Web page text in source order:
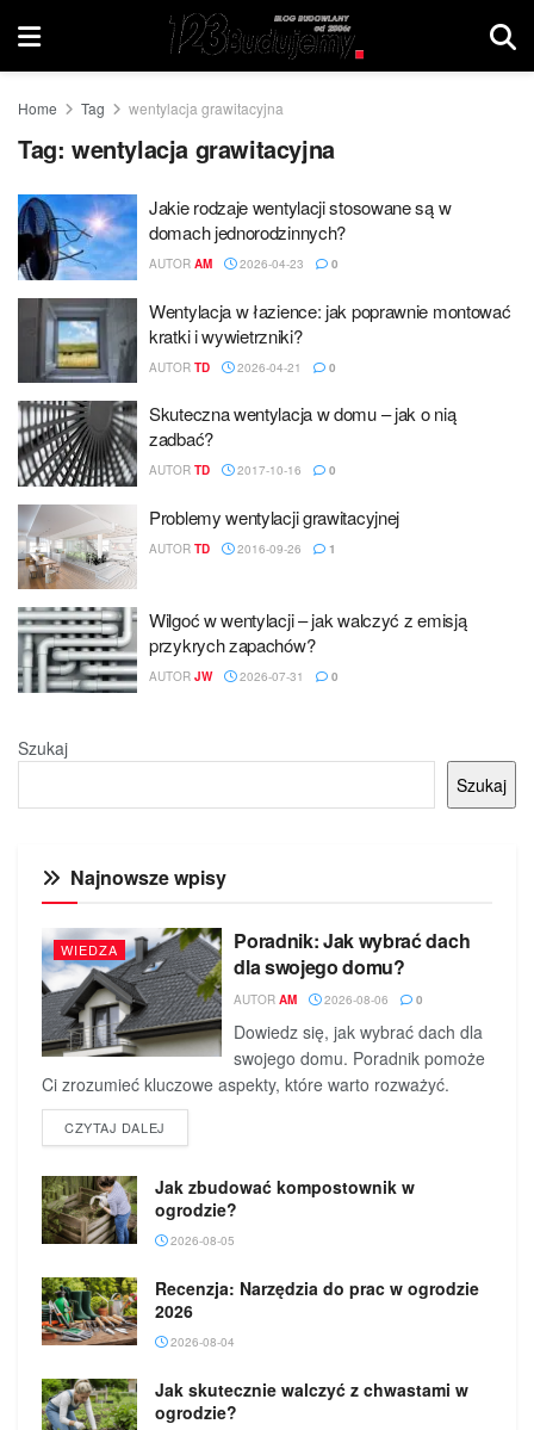
Home Tag wentylacja grawitacyjna
Tag: wentylacja grawitacyjna
Jakie rodzaje wentylacji stosowane są w
domach jednorodzinnych?
AUTOR AM 2026-04-23 0
Wentylacja w łazience: jak poprawnie montować
kratki i wywietrzniki?
AUTOR TD 2026-04-21 0
Skuteczna wentylacja w domu – jak o nią
zadbać?
AUTOR TD 2017-10-16 0
Problemy wentylacji grawitacyjnej
AUTOR TD 2016-09-26 1
Wilgoć w wentylacji – jak walczyć z emisją
przykrych zapachów?
AUTOR JW 2026-07-31 0
Szukaj
Szukaj
Najnowsze wpisy
WIEDZA
Poradnik: Jak wybrać dach
dla swojego domu?
AUTOR AM 2026-08-06 0
Dowiedz się, jak wybrać dach dla
swojego domu. Poradnik pomoże
Ci zrozumieć kluczowe aspekty, które warto rozważyć.
CZYTAJ DALEJ
Jak zbudować kompostownik w
ogrodzie?
2026-08-05
Recenzja: Narzędzia do prac w ogrodzie
2026
2026-08-04
Jak skutecznie walczyć z chwastami w
ogrodzie?